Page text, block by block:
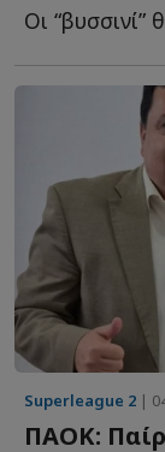
Οι “βυσσινί”
Superleague 2 |
ΠΑΟΚ: